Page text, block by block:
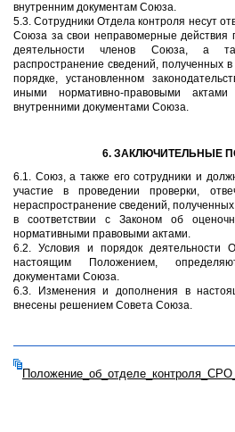
внутренним документам Союза.
5.3. Сотрудники Отдела контроля несут
Союза за свои неправомерные действия
деятельности членов Союза, а
распространение сведений, полученных
порядке, установленном
иными нормативно-правовыми
внутренними документами Союза.
6. ЗАКЛЮЧИТЕЛЬНЫЕ
6.1. Союз, а также его сотрудники и
участие в проведении проверки,
нераспространение сведений,
в соответствии с Законом об
нормативными правовыми актами.
6.2. Условия и порядок деятельности
настоящим Положением,
документами Союза.
6.3. Изменения и дополнения в
внесены решением Совета Союза.